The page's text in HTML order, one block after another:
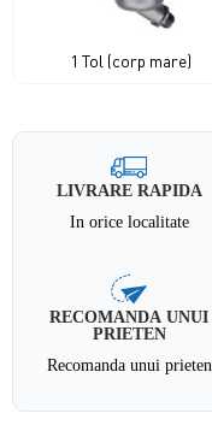
1 Tol (corp mare)
LIVRARE RAPIDA
In orice localitate
RECOMANDA UNUI
PRIETEN
Recomanda unui prieten